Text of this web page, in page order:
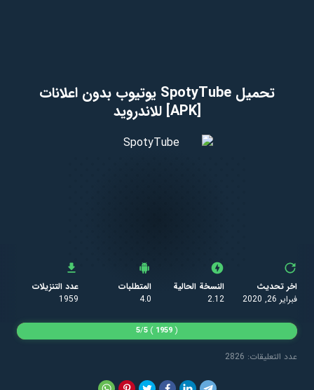
تحميل SpotyTube يوتيوب بدون اعلانات
[APK] للاندرويد
اخر تحديث
فبراير 26, 2020
النسخة الحالية
2.12
المتطلبات
4.0
عدد التنزيلات
1959
عدد التعليقات: 2826
(
1959
)
5/5